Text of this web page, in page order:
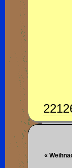
«